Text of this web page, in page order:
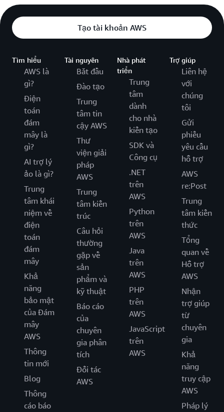
Tạo tài khoản AWS
Tìm hiểu
AWS là
gì?
Điện
toán
đám
mây là
gì?
AI trợ lý
ảo là gì?
Trung
tâm khái
niệm về
điện
toán
đám
mây
Khả
năng
bảo mật
của Đám
mây
AWS
Thông
tin mới
Blog
Thông
cáo báo
Tài nguyên
Bắt đầu
Đào tạo
Trung
tâm tin
cậy AWS
Thư
viện giải
pháp
AWS
Trung
tâm kiến
trúc
Câu hỏi
thường
gặp về
sản
phẩm và
kỹ thuật
Báo cáo
của
chuyên
gia phân
tích
Đối tác
AWS
Nhà phát
triển
Trung
tâm
dành
cho nhà
kiến tạo
SDK và
Công cụ
.NET
trên
AWS
Python
trên
AWS
Java
trên
AWS
PHP
trên
AWS
JavaScript
trên
AWS
Trợ giúp
Liên hệ
với
chúng
tôi
Gửi
phiếu
yêu cầu
hỗ trợ
AWS
re:Post
Trung
tâm kiến
thức
Tổng
quan về
Hỗ trợ
AWS
Nhận
trợ giúp
từ
chuyên
gia
Khả
năng
truy cập
AWS
Pháp lý